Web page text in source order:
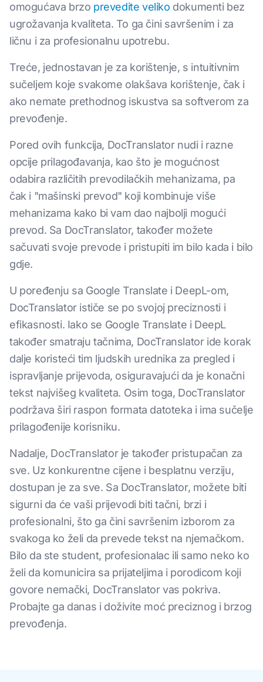
omogućava brzo prevedite veliko dokumenti bez
ugrožavanja kvaliteta. To ga čini savršenim i za
ličnu i za profesionalnu upotrebu.
Treće, jednostavan je za korištenje, s intuitivnim
sučeljem koje svakome olakšava korištenje, čak i
ako nemate prethodnog iskustva sa softverom za
prevođenje.
Pored ovih funkcija, DocTranslator nudi i razne
opcije prilagođavanja, kao što je mogućnost
odabira različitih prevodilačkih mehanizama, pa
čak i "mašinski prevod" koji kombinuje više
mehanizama kako bi vam dao najbolji mogući
prevod. Sa DocTranslator, također možete
sačuvati svoje prevode i pristupiti im bilo kada i bilo
gdje.
U poređenju sa Google Translate i DeepL-om,
DocTranslator ističe se po svojoj preciznosti i
efikasnosti. Iako se Google Translate i DeepL
također smatraju tačnima, DocTranslator ide korak
dalje koristeći tim ljudskih urednika za pregled i
ispravljanje prijevoda, osiguravajući da je konačni
tekst najvišeg kvaliteta. Osim toga, DocTranslator
podržava širi raspon formata datoteka i ima sučelje
prilagođenije korisniku.
Nadalje, DocTranslator je također pristupačan za
sve. Uz konkurentne cijene i besplatnu verziju,
dostupan je za sve. Sa DocTranslator, možete biti
sigurni da će vaši prijevodi biti tačni, brzi i
profesionalni, što ga čini savršenim izborom za
svakoga ko želi da prevede tekst na njemačkom.
Bilo da ste student, profesionalac ili samo neko ko
želi da komunicira sa prijateljima i porodicom koji
govore nemački, DocTranslator vas pokriva.
Probajte ga danas i doživite moć preciznog i brzog
prevođenja.